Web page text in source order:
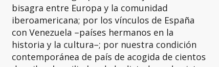
bisagra entre Europa y la comunidad
iberoamericana; por los vínculos de España
con Venezuela –países hermanos en la
historia y la cultura–; por nuestra condición
contemporánea de país de acogida de cientos